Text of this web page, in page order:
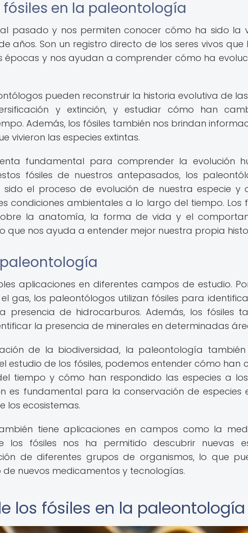
en la paleontología
pasado y nos permiten conocer cómo ha sido la
años. Son un registro directo de los seres vivos
épocas y nos ayudan a comprender cómo ha
pueden reconstruir la historia evolutiva de
y extinción, y estudiar cómo han
Además, los fósiles también nos brindan
vivieron las especies extintas.
fundamental para comprender la evolución
fósiles de nuestros antepasados, los
el proceso de evolución de nuestra especie y
condiciones ambientales a lo largo del tiempo. Los
la anatomía, la forma de vida y el
que nos ayuda a entender mejor nuestra propia
aplicaciones en diferentes campos de estudio.
gas, los paleontólogos utilizan fósiles para
de hidrocarburos. Además, los fósiles
la presencia de minerales en determinadas
de la biodiversidad, la paleontología
estudio de los fósiles, podemos entender cómo han
tiempo y cómo han respondido las especies a
es fundamental para la conservación de especies
los ecosistemas.
tiene aplicaciones en campos como la
los fósiles nos ha permitido descubrir nuevas
de diferentes grupos de organismos, lo que
nuevos medicamentos y tecnologías.
los fósiles en la paleontología